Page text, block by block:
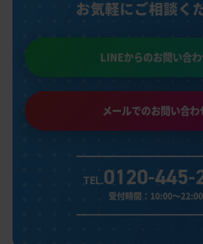
お気軽にご相談く
LINEからのお問い合
メールでのお問い合わ
TEL.0120-445-
受付時間：10:00～22:00